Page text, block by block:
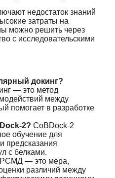
недостаток знаний
затраты на
можно решить через
с исследовательскими
докинг?
— это метод
между
помогает в разработке
2? CoBDock-2
обучение для
предсказания
с белками.
РСМД — это мера,
различий между